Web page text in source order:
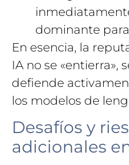
dominante
En esencia, la
IA no se «entierra»,
defiende
los modelos de
Desafíos y
adicionales